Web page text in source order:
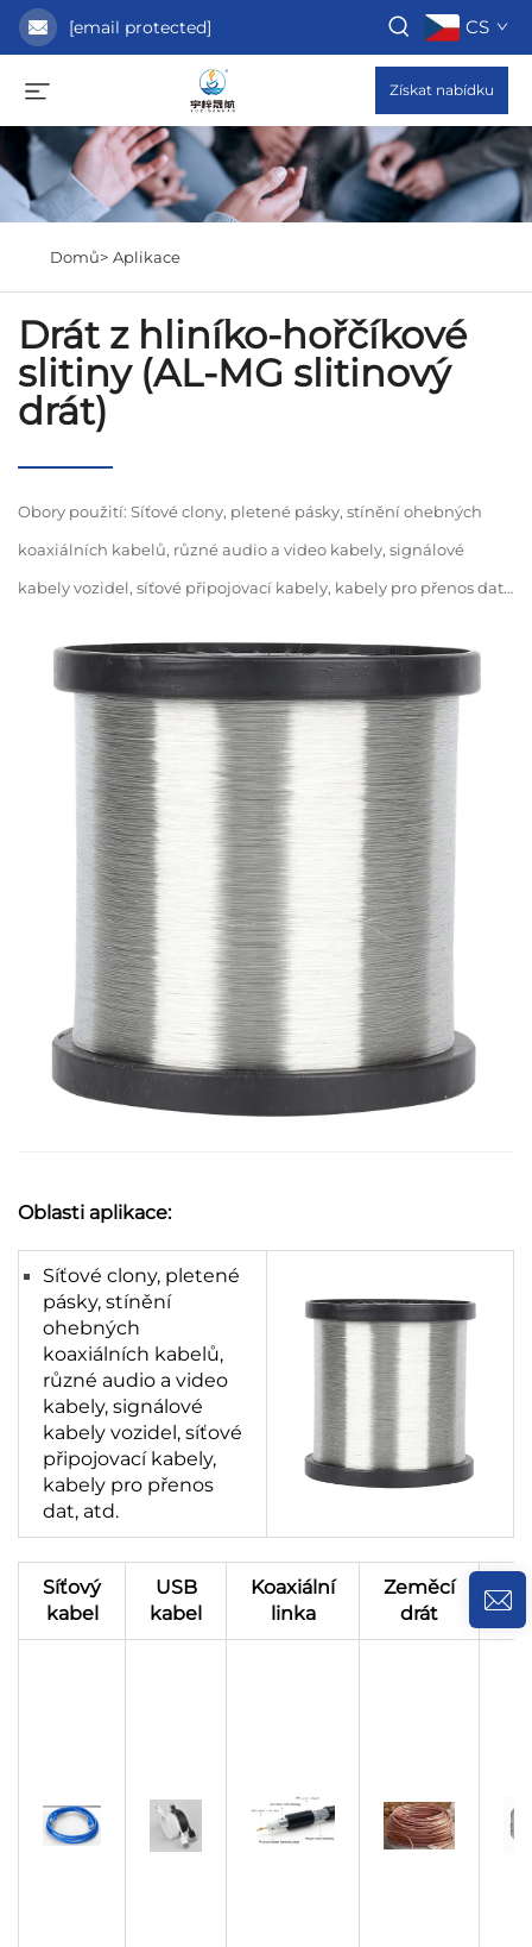
[email protected] CS
Získat nabídku
Domů> Aplikace
Drát z hliníko-hořčíkové
slitiny (AL-MG slitinový
drát)
Obory použití: Síťové clony, pletené pásky, stínění ohebných
koaxiálních kabelů, různé audio a video kabely, signálové
kabely vozidel, síťové připojovací kabely, kabely pro přenos dat,
Oblasti aplikace:
Síťové clony, pletené
pásky, stínění
ohebných
koaxiálních kabelů,
různé audio a video
kabely, signálové
kabely vozidel, síťové
připojovací kabely,
kabely pro přenos
dat, atd.
Síťový
kabel
USB
kabel
Koaxiální
linka
Zeměcí
drát